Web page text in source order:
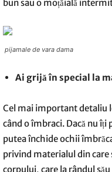
bun sau o moțăială
pijamale de vara dama
Ai grijă în special la
Cel mai important detaliu
când o îmbraci. Dacă nu îți
putea închide ochii
privind materialul din care
corpului, care la rândul